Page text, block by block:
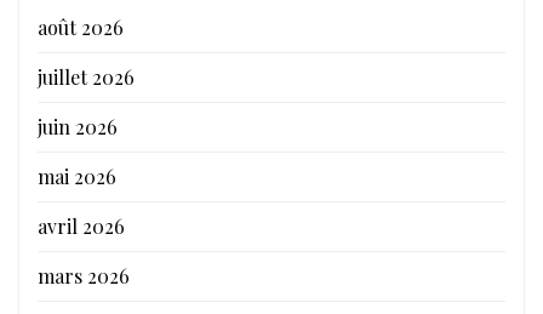
août 2026
juillet 2026
juin 2026
mai 2026
avril 2026
mars 2026